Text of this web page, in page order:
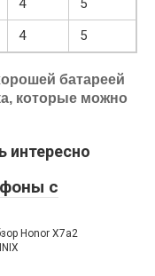
4
5
4 5
батареей
которые можно
с
Honor X7a2